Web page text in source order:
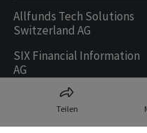
Teilen
Allfunds Tech Solutions
Switzerland AG
SIX Financial Information
AG